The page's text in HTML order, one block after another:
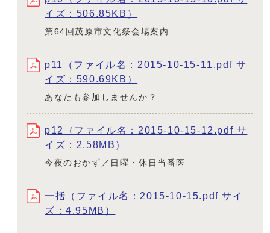
イズ：506.85KB）
第64回茂原市文化祭会場案内
p11（ファイル名：2015-10-15-11.pdf サ
イズ：590.69KB）
あなたも参加しませんか？
p12（ファイル名：2015-10-15-12.pdf サ
イズ：2.58MB）
今夜のおかず／日曜・休日当番医
一括（ファイル名：2015-10-15.pdf サイ
ズ：4.95MB）